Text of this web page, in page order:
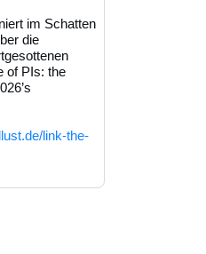
im Schatten
die
of PIs: the
link-the-